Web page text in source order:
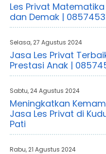
Les Privat
dan Demak |
Selasa, 27 Agustus 2024
Jasa Les Privat
Prestasi Anak |
Sabtu, 24 Agustus 2024
Meningkatkan
Jasa Les Privat di
Pati
Rabu, 21 Agustus 2024